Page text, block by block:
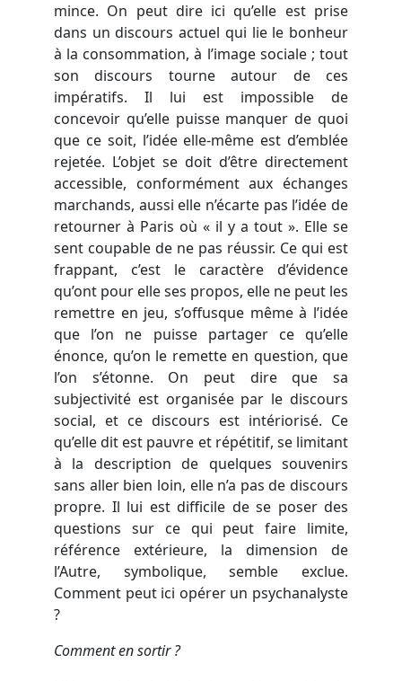
mince. On peut dire ici qu’elle est prise
dans un discours actuel qui lie le bonheur
à la consommation, à l’image sociale ; tout
son discours tourne autour de ces
impératifs. Il lui est impossible de
concevoir qu’elle puisse manquer de quoi
que ce soit, l’idée elle-même est d’emblée
rejetée. L’objet se doit d’être directement
accessible, conformément aux échanges
marchands, aussi elle n’écarte pas l’idée de
retourner à Paris où « il y a tout ». Elle se
sent coupable de ne pas réussir. Ce qui est
frappant, c’est le caractère d’évidence
qu’ont pour elle ses propos, elle ne peut les
remettre en jeu, s’offusque même à l’idée
que l’on ne puisse partager ce qu’elle
énonce, qu’on le remette en question, que
l’on s’étonne. On peut dire que sa
subjectivité est organisée par le discours
social, et ce discours est intériorisé. Ce
qu’elle dit est pauvre et répétitif, se limitant
à la description de quelques souvenirs
sans aller bien loin, elle n’a pas de discours
propre. Il lui est difficile de se poser des
questions sur ce qui peut faire limite,
référence extérieure, la dimension de
l’Autre, symbolique, semble exclue.
Comment peut ici opérer un psychanalyste
?
Comment en sortir ?